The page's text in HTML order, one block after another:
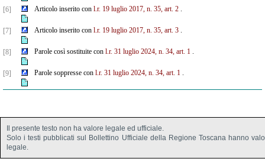
[6] Articolo inserito con l.r. 19 luglio 2017, n. 35, art. 2.
[7] Articolo inserito con l.r. 19 luglio 2017, n. 35, art. 3.
[8] Parole così sostituite con l.r. 31 luglio 2024, n. 34, art. 1.
[9] Parole soppresse con l.r. 31 luglio 2024, n. 34, art. 1.
Il presente testo non ha valore legale ed ufficiale.
Solo i testi pubblicati sul Bollettino Ufficiale della Regione Toscana hanno
legale.